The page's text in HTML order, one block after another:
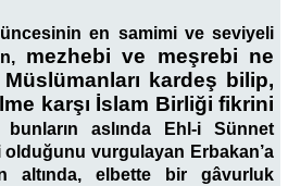
en samimi ve seviyeli
mezhebi ve meşrebi ne
kardeş bilip,
karşı İslam Birliği fikrini
aslında Ehl-i Sünnet
olduğunu vurgulayan Erbakan’a
altında, elbette bir gâvurluk